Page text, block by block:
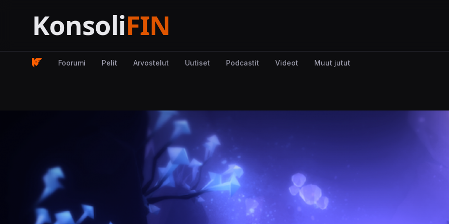
Foorumi Pelit Arvostelut Uutiset Podcastit Videot Muut jutut